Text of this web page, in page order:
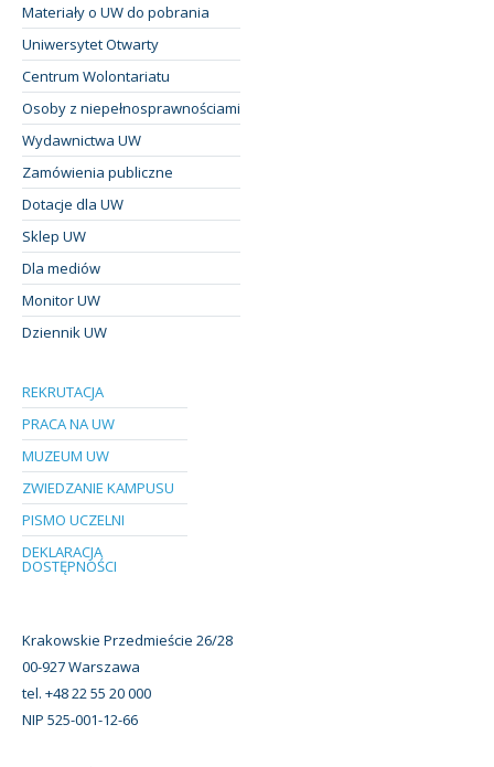
Materiały o UW do pobrania
Uniwersytet Otwarty
Centrum Wolontariatu
Osoby z niepełnosprawnościami
Wydawnictwa UW
Zamówienia publiczne
Dotacje dla UW
Sklep UW
Dla mediów
Monitor UW
Dziennik UW
REKRUTACJA
PRACA NA UW
MUZEUM UW
ZWIEDZANIE KAMPUSU
PISMO UCZELNI
DEKLARACJA
DOSTĘPNOŚCI
Krakowskie Przedmieście 26/28
00-927 Warszawa
tel. +48 22 55 20 000
NIP 525-001-12-66